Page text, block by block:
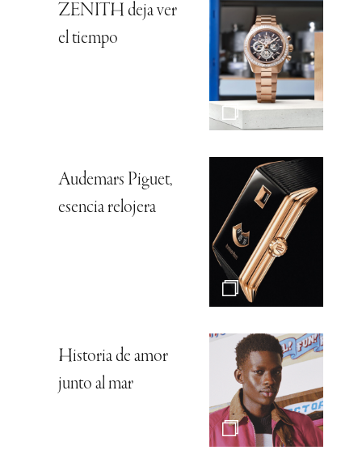
ZENITH deja ver
el tiempo
Audemars Piguet,
esencia relojera
Historia de amor
junto al mar